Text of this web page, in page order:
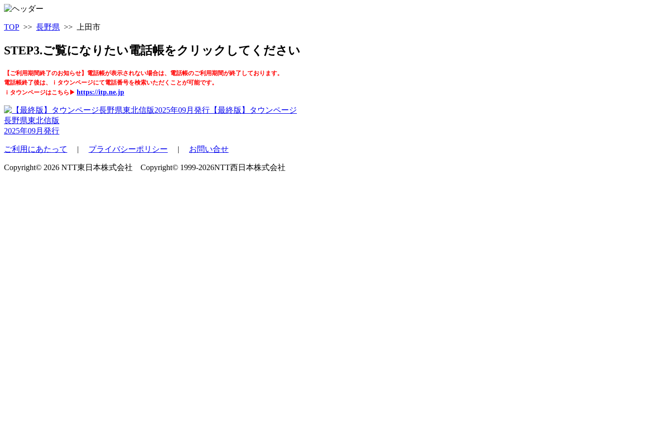
TOP >> 長野県 >> 上田市
STEP3.ご覧になりたい電話帳をクリックしてください
【ご利用期間終了のお知らせ】電話帳が表示されない場合は、電話帳のご利用期間が終了しております。
電話帳終了後は、ｉタウンページにて電話番号を検索いただくことが可能です。
ｉタウンページはこちら▶ https://itp.ne.jp
【最終版】タウンページ
長野県東北信版
2025年09月発行
ご利用にあたって | プライバシーポリシー | お問い合せ
Copyright© 2026 NTT東日本株式会社 Copyright© 1999-2026NTT西日本株式会社